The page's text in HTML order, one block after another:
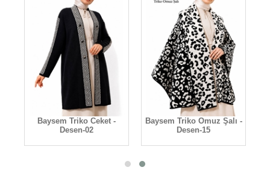
Baysem Triko Ceket -
Desen-02
Baysem Triko Omuz Şalı -
Desen-15